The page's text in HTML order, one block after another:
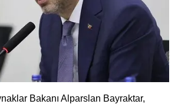
Bakanı Alparslan Bayraktar,